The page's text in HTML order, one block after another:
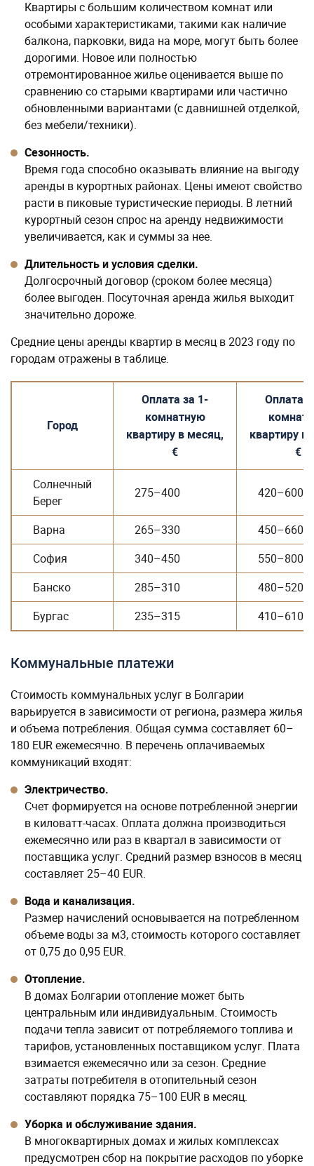
Квартиры с большим количеством комнат или
особыми характеристиками, такими как наличие
балкона, парковки, вида на море, могут быть более
дорогими. Новое или полностью
отремонтированное жилье оценивается выше по
сравнению со старыми квартирами или частично
обновленными вариантами (с давнишней отделкой,
без мебели/техники).
Сезонность.
Время года способно оказывать влияние на выгоду
аренды в курортных районах. Цены имеют свойство
расти в пиковые туристические периоды. В летний
курортный сезон спрос на аренду недвижимости
увеличивается, как и суммы за нее.
Длительность и условия сделки.
Долгосрочный договор (сроком более месяца)
более выгоден. Посуточная аренда жилья выходит
значительно дороже.
Средние цены аренды квартир в месяц в 2023 году по
городам отражены в таблице.
Город
Оплата за 1-
комнатную
квартиру в месяц,
€
Оплата
квартиру в
€
Солнечный
Берег
275–400 420–600
Варна 265–330
450–660
София
340–450
550–800
Банско
285–310
480–520
Бургас
235–315 410–610
Коммунальные платежи
Стоимость коммунальных услуг в Болгарии
варьируется в зависимости от региона, размера жилья
и объема потребления. Общая сумма составляет 60–
180 EUR ежемесячно. В перечень оплачиваемых
коммуникаций входят:
Электричество.
Счет формируется на основе потребленной энергии
в киловатт-часах. Оплата должна производиться
ежемесячно или раз в квартал в зависимости от
поставщика услуг. Средний размер взносов в месяц
составляет 25–40 EUR.
Вода и канализация.
Размер начислений основывается на потребленном
объеме воды за м3, стоимость которого составляет
от 0,75 до 0,95 EUR.
Отопление.
В домах Болгарии отопление может быть
центральным или индивидуальным. Стоимость
подачи тепла зависит от потребляемого топлива и
тарифов, установленных поставщиком услуг. Плата
взимается ежемесячно или за сезон. Средние
затраты потребителя в отопительный сезон
составляют порядка 75–100 EUR в месяц.
Уборка и обслуживание здания.
В многоквартирных домах и жилых комплексах
предусмотрен сбор на покрытие расходов по уборке